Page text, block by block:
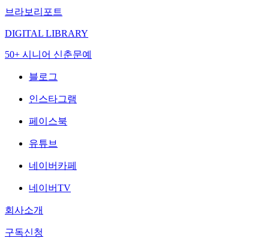
브라보리포트
DIGITAL LIBRARY
50+ 시니어 신춘문예
블로그
인스타그램
페이스북
유튜브
네이버카페
네이버TV
회사소개
구독신청